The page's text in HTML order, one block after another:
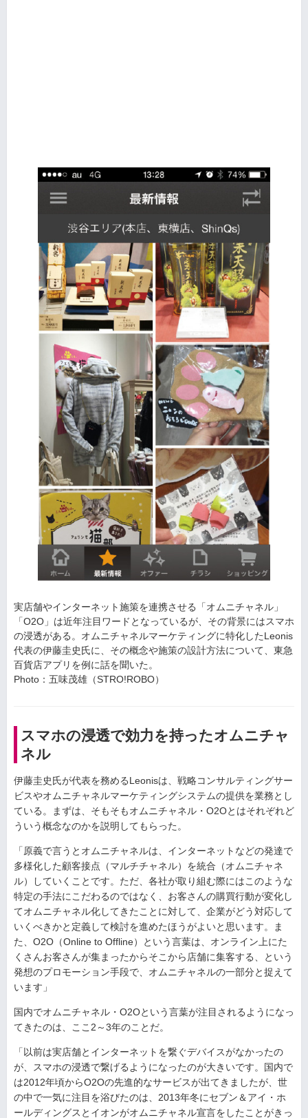
実店舗やインターネット施策を連携させる「オムニチャネル」
「O2O」は近年注目ワードとなっているが、その背景にはスマホ
の浸透がある。オムニチャネルマーケティングに特化したLeonis
代表の伊藤圭史氏に、その概念や施策の設計方法について、東急
百貨店アプリを例に話を聞いた。
Photo：五味茂雄（STRO!ROBO）
スマホの浸透で効力を持ったオムニチャ
ネル
伊藤圭史氏が代表を務めるLeonisは、戦略コンサルティングサー
ビスやオムニチャネルマーケティングシステムの提供を業務とし
ている。まずは、そもそもオムニチャネル・O2Oとはそれぞれど
ういう概念なのかを説明してもらった。
「原義で言うとオムニチャネルは、インターネットなどの発達で
多様化した顧客接点（マルチチャネル）を統合（オムニチャネ
ル）していくことです。ただ、各社が取り組む際にはこのような
特定の手法にこだわるのではなく、お客さんの購買行動が変化し
てオムニチャネル化してきたことに対して、企業がどう対応して
いくべきかと定義して検討を進めたほうがよいと思います。ま
た、O2O（Online to Offline）という言葉は、オンライン上にた
くさんお客さんが集まったからそこから店舗に集客する、という
発想のプロモーション手段で、オムニチャネルの一部分と捉えて
います」
国内でオムニチャネル・O2Oという言葉が注目されるようになっ
てきたのは、ここ2～3年のことだ。
「以前は実店舗とインターネットを繋ぐデバイスがなかったの
が、スマホの浸透で繋げるようになったのが大きいです。国内で
は2012年頃からO2Oの先進的なサービスが出てきましたが、世
の中で一気に注目を浴びたのは、2013年冬にセブン＆アイ・ホ
ールディングスとイオンがオムニチャネル宣言をしたことがきっ